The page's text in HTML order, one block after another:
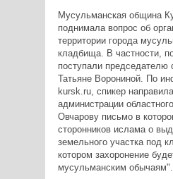
Мусульманская община
поднимала вопрос об
территории города
кладбища. В частности,
поступали председателю
Татьяне Ворониной. По
kursk.ru, спикер
администрации
Овчарову письмо в
сторонников ислама о
земельного участка под
котором захоронение
мусульманским обычаям".